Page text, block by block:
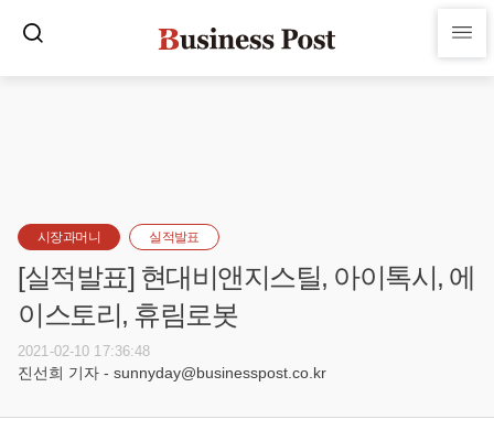
시장과머니 실적발표
[실적발표] 현대비앤지스틸, 아이톡시, 에
이스토리, 휴림로봇
2021-02-10 17:36:48
진선희 기자 - sunnyday@businesspost.co.kr